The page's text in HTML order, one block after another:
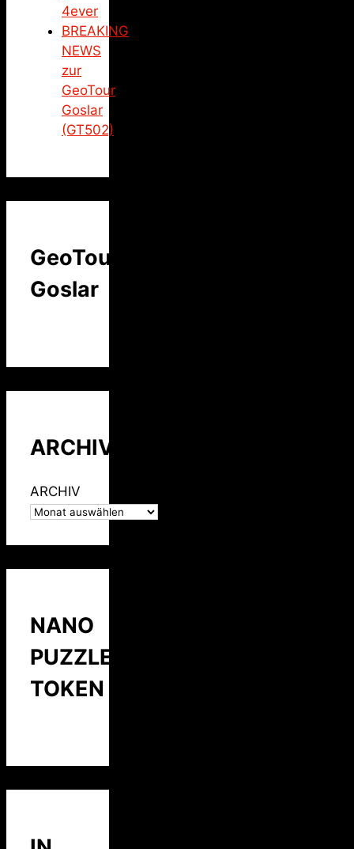
4ever
BREAKING
NEWS
zur
GeoTour
Goslar
(GT502)
GeoTour
Goslar
ARCHIV
ARCHIV
NANO
PUZZLE
TOKEN